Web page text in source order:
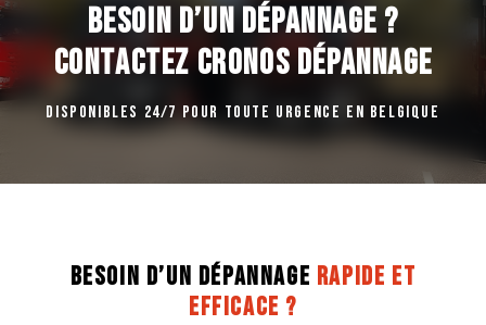
BESOIN D’UN DÉPANNAGE ?
CONTACTEZ CRONOS DÉPANNAGE
DISPONIBLES 24/7 POUR TOUTE URGENCE EN BELGIQUE
BESOIN D’UN DÉPANNAGE RAPIDE ET
EFFICACE ?